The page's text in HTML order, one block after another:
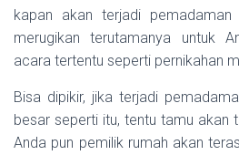
kapan akan terjadi
merugikan terutamanya untuk
acara tertentu seperti pernikahan
Bisa dipikir, jika terjadi
besar seperti itu, tentu tamu akan
Anda pun pemilik rumah akan